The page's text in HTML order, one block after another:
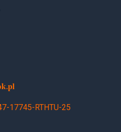
17745-RTHTU-25